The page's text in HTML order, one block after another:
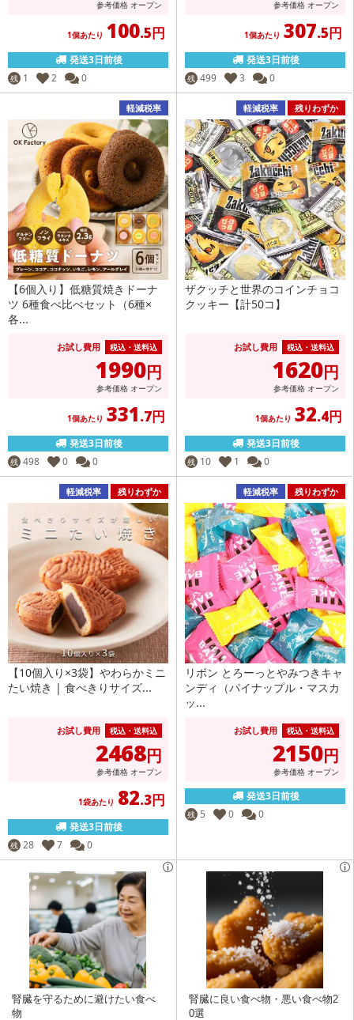
参考価格 オープン
1個あたり 100.5円
発送3日前後
残 1 2 0
参考価格 オープン
1個あたり 307.5円
発送3日前後
残 499 3 0
軽減税率
【6個入り】低糖質焼きドーナ
ツ 6種食べ比べセット（6種×
各...
お試し費用 税込・送料込
1990円
参考価格 オープン
1個あたり 331.7円
発送3日前後
残 498 0 0
軽減税率 残りわずか
ザクッチと世界のコインチョコ
クッキー【計50コ】
お試し費用 税込・送料込
1620円
参考価格 オープン
1個あたり 32.4円
発送3日前後
残 10 1 0
軽減税率 残りわずか
【10個入り×3袋】やわらかミニ
たい焼き | 食べきりサイズ...
お試し費用 税込・送料込
2468円
参考価格 オープン
1袋あたり 82.3円
発送3日前後
残 28 7 0
軽減税率 残りわずか
リボン とろーっとやみつきキャ
ンディ（パイナップル・マスカ
ッ...
お試し費用 税込・送料込
2150円
参考価格 オープン
発送3日前後
残 5 0 0
腎臓を守るために避けたい食べ
物
腎臓に良い食べ物・悪い食べ物2
0選